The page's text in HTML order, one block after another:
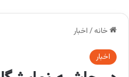
خانه/ اخبار
اخبار